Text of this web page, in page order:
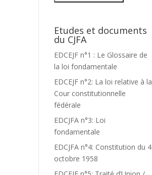
Etudes et documents
du CJFA
EDCEJF n°1 : Le Glossaire de
la loi fondamentale
EDCEJF n°2: La loi relative à la
Cour constitutionnelle
fédérale
EDCJFA n°3: Loi
fondamentale
EDCJFA n°4: Constitution du 4
octobre 1958